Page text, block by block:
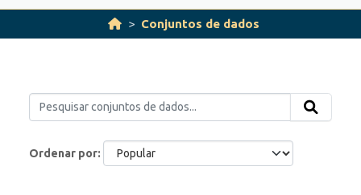
Conjuntos de dados
Ordenar por